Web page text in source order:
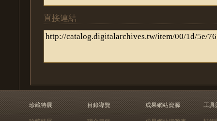
直接連結
珍藏特展
目錄導覽
成果網站資源
工具